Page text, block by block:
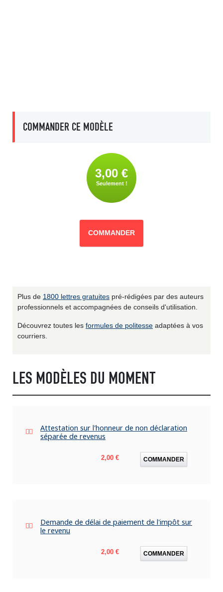
COMMANDER CE MODÈLE
3,00 €
Seulement !
COMMANDER
Plus de 1800 lettres gratuites pré-rédigées par des auteurs
professionnels et accompagnées de conseils d'utilisation.
Découvrez toutes les formules de politesse adaptées à vos
courriers.
LES MODÈLES DU MOMENT
Attestation sur l'honneur de non déclaration
séparée de revenus
Prix
2,00 € COMMANDER
Demande de délai de paiement de l'impôt sur
le revenu
Prix
2,00 € COMMANDER